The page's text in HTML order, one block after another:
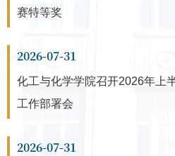
赛特等奖
2026-07-31
化工与化学学院召开2026年上
工作部署会
2026-07-31